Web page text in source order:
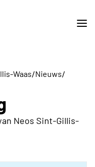
Waas/Nieuws/
Neos Sint-Gillis-